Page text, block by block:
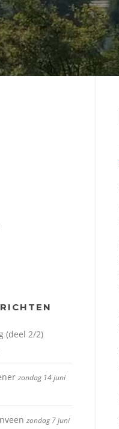
(deel 2/2)
zondag 14 juni
zondag 7 juni